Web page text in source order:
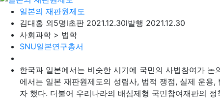
일본의 재판원제도
김대홍 외5명l초판 2021.12.30l발행 2021.12.30
사회과학 > 법학
SNU일본연구총서
한국과 일본에서는 비슷한 시기에 국민의 사법참여가
에서는 일본 재판원제도의 성립사, 법적 쟁점, 실제 운
자 했다. 더불어 우리나라의 배심제형 국민참여재판의